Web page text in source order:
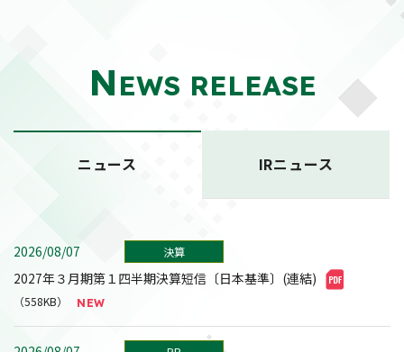
NEWS RELEASE
ニュース IRニュース
2026/08/07 決算
2027年３月期第１四半期決算短信〔日本基準〕(連結)
（558KB）